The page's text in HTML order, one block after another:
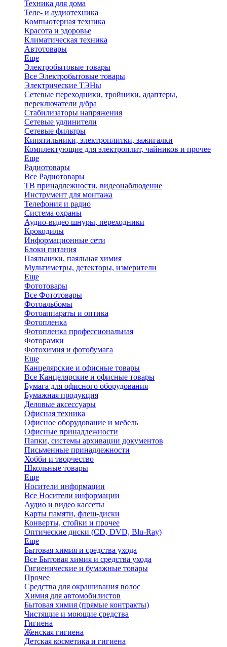
Техника для дома
Теле- и аудиотехника
Компьютерная техника
Красота и здоровье
Климатическая техника
Автотовары
Еще
Электробытовые товары
Все Электробытовые товары
Электрические ТЭНы
Сетевые переходники, тройники, адаптеры,
переключатели д/бра
Стабилизаторы напряжения
Сетевые удлинители
Сетевые фильтры
Кипятильники, электроплитки, зажигалки
Комплектующие для электроплит, чайников и прочее
Еще
Радиотовары
Все Радиотовары
ТВ принадлежности, видеонаблюдение
Инструмент для монтажа
Телефония и радио
Система охраны
Аудио-видео шнуры, переходники
Крокодилы
Информационные сети
Блоки питания
Паяльники, паяльная химия
Мультиметры, детекторы, измерители
Еще
Фототовары
Все Фототовары
Фотоальбомы
Фотоаппараты и оптика
Фотопленка
Фотопленка профессиональная
Фоторамки
Фотохимия и фотобумага
Еще
Канцелярские и офисные товары
Все Канцелярские и офисные товары
Бумага для офисного оборудования
Бумажная продукция
Деловые аксессуары
Офисная техника
Офисное оборудование и мебель
Офисные принадлежности
Папки, системы архивации документов
Письменные принадлежности
Хобби и творчество
Школьные товары
Еще
Носители информации
Все Носители информации
Аудио и видео кассеты
Карты памяти, флеш-диски
Конверты, стойки и прочее
Оптические диски (CD, DVD, Blu-Ray)
Еще
Бытовая химия и средства ухода
Все Бытовая химия и средства ухода
Гигиенические и бумажные товары
Прочее
Средства для окрашивания волос
Химия для автомобилистов
Бытовая химия (прямые контракты)
Чистящие и моющие средства
Гигиена
Женская гигиена
Детская косметика и гигиена